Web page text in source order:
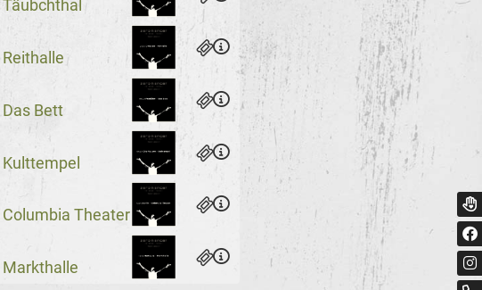
Reithalle
Das Bett
Kulttempel
Columbia Theater
Markthalle